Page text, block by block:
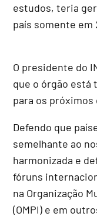
estudos, teria
país somente em
O presidente do
que o órgão está
para os próximos
Defendo que
semelhante ao
harmonizada e
fóruns
na Organização
(OMPI) e em